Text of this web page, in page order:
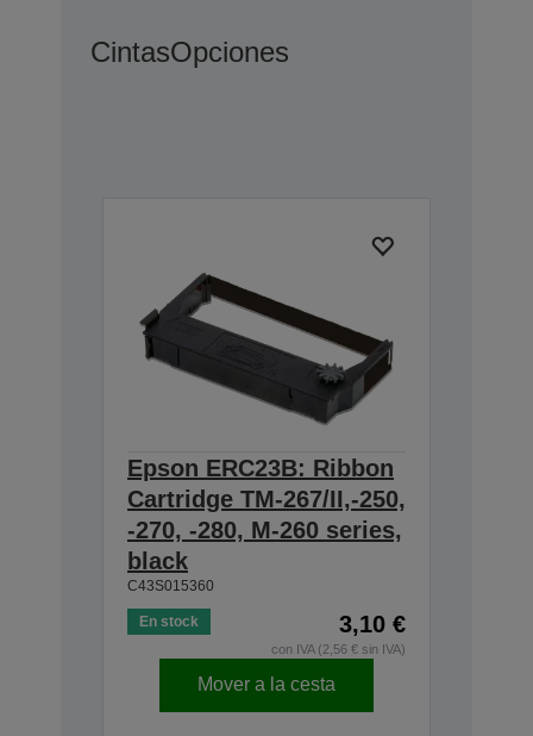
CintasOpciones
Epson ERC23B: Ribbon
Cartridge TM-267/II,-250,
-270, -280, M-260 series,
black
C43S015360
En stock 3,10 €
con IVA (2,56 € sin IVA)
Mover a la cesta